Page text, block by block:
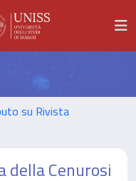
su Rivista
della Cenurosi